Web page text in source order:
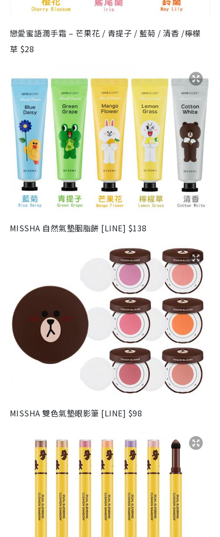
戀愛蜜語潤手霜 – 芒果花 / 青提子 / 藍菊 / 清香 /檸檬
草 $28
MISSHA 自然氣墊胭脂餅 [LINE] $138
MISSHA 雙色氣墊眼影筆 [LINE] $98